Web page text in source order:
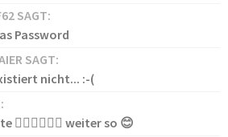
SAGT:
Password
SAGT:
nicht... :-(
weiter so 😊